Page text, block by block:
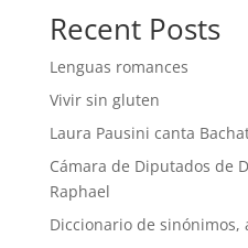
Recent Posts
Lenguas romances
Vivir sin gluten
Laura Pausini canta
Cámara de Diputados de
Raphael
Diccionario de sinónimos,